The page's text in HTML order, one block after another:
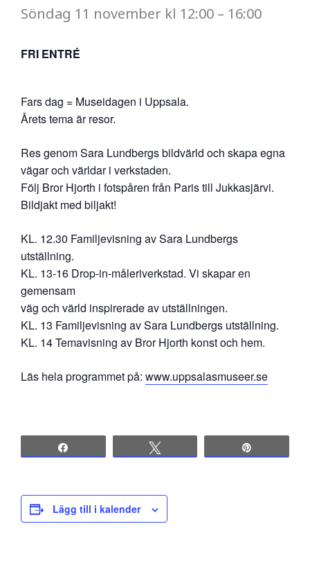
Söndag 11 november kl 12:00 – 16:00
FRI ENTRÉ
Fars dag = Museidagen i Uppsala.
Årets tema är resor.
Res genom Sara Lundbergs bildvärld och skapa egna
vägar och världar i verkstaden.
Följ Bror Hjorth i fotspåren från Paris till Jukkasjärvi.
Bildjakt med biljakt!
KL. 12.30 Familjevisning av Sara Lundbergs
utställning.
KL. 13-16 Drop-in-måleriverkstad. Vi skapar en
gemensam
väg och värld inspirerade av utställningen.
KL. 13 Familjevisning av Sara Lundbergs utställning.
KL. 14 Temavisning av Bror Hjorth konst och hem.
Läs hela programmet på: www.uppsalasmuseer.se
Lägg till i kalender